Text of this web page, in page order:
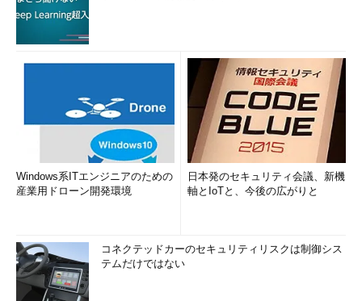
Windows系ITエンジニアのための
産業用ドローン開発環境
日本発のセキュリティ会議、新機
軸とIoTと、今後の広がりと
コネクテッドカーのセキュリティリスクは制御シス
テムだけではない